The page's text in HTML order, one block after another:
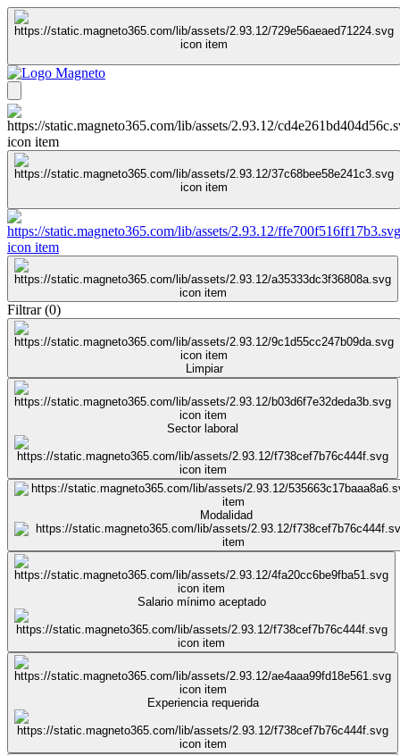
Filtrar(0)
Limpiar
Sector laboral
Modalidad
Salario mínimo aceptado
Experiencia requerida